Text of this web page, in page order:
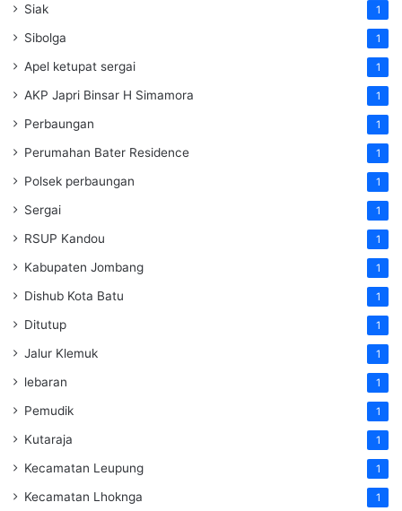
Siak 1
Sibolga 1
Apel ketupat sergai 1
AKP Japri Binsar H Simamora 1
Perbaungan 1
Perumahan Bater Residence 1
Polsek perbaungan 1
Sergai 1
RSUP Kandou 1
Kabupaten Jombang 1
Dishub Kota Batu 1
Ditutup 1
Jalur Klemuk 1
lebaran 1
Pemudik 1
Kutaraja 1
Kecamatan Leupung 1
Kecamatan Lhoknga 1